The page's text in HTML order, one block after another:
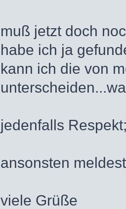
muß jetzt doch
habe ich ja
kann ich die von
jedenfalls
ansonsten
viele Grüße